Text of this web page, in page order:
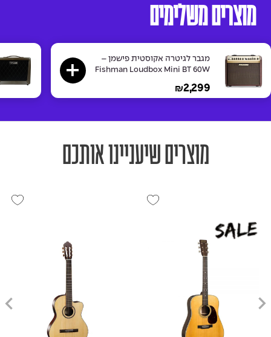
מוצרים משלימים
מגבר לגיטרה אקוסטית פישמן –
Fishman Loudbox Mini BT 60W
₪2,299
מוצרים שיעניינו אותכם